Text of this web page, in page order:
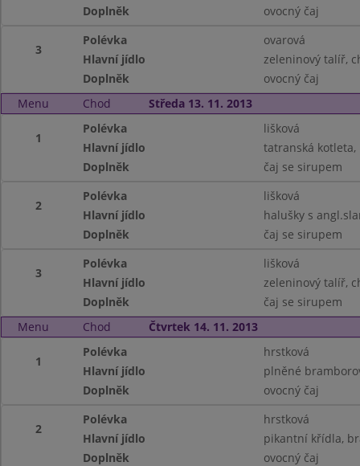
Doplněk
ovocný čaj
3
Polévka
ovarová
Hlavní jídlo
zeleninový talíř,
Doplněk
ovocný čaj
Menu
Chod Středa 13. 11. 2013
1
Polévka
lišková
Hlavní jídlo
tatranská
Doplněk
čaj se sirupem
2
Polévka
lišková
Hlavní jídlo
halušky s
Doplněk
čaj se sirupem
3
Polévka
lišková
Hlavní jídlo
zeleninový talíř,
Doplněk
čaj se sirupem
Menu
Chod Čtvrtek 14. 11. 2013
1
Polévka
hrstková
Hlavní jídlo
plněné
Doplněk
ovocný čaj
2
Polévka
hrstková
Hlavní jídlo
pikantní křídla,
Doplněk
ovocný čaj